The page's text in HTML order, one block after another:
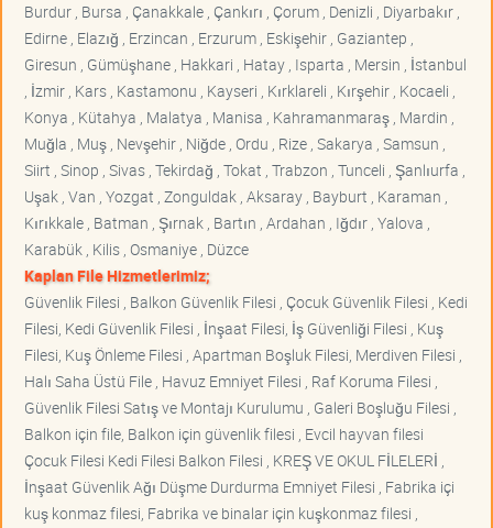
Burdur , Bursa , Çanakkale , Çankırı , Çorum , Denizli , Diyarbakır ,
Edirne , Elazığ , Erzincan , Erzurum , Eskişehir , Gaziantep ,
Giresun , Gümüşhane , Hakkari , Hatay , Isparta , Mersin , İstanbul
, İzmir , Kars , Kastamonu , Kayseri , Kırklareli , Kırşehir , Kocaeli ,
Konya , Kütahya , Malatya , Manisa , Kahramanmaraş , Mardin ,
Muğla , Muş , Nevşehir , Niğde , Ordu , Rize , Sakarya , Samsun ,
Siirt , Sinop , Sivas , Tekirdağ , Tokat , Trabzon , Tunceli , Şanlıurfa ,
Uşak , Van , Yozgat , Zonguldak , Aksaray , Bayburt , Karaman ,
Kırıkkale , Batman , Şırnak , Bartın , Ardahan , Iğdır , Yalova ,
Karabük , Kilis , Osmaniye , Düzce
Kaplan File Hizmetlerimiz;
Güvenlik Filesi , Balkon Güvenlik Filesi , Çocuk Güvenlik Filesi , Kedi
Filesi, Kedi Güvenlik Filesi , İnşaat Filesi, İş Güvenliği Filesi , Kuş
Filesi, Kuş Önleme Filesi , Apartman Boşluk Filesi, Merdiven Filesi ,
Halı Saha Üstü File , Havuz Emniyet Filesi , Raf Koruma Filesi ,
Güvenlik Filesi Satış ve Montajı Kurulumu , Galeri Boşluğu Filesi ,
Balkon için file, Balkon için güvenlik filesi , Evcil hayvan filesi
Çocuk Filesi Kedi Filesi Balkon Filesi , KREŞ VE OKUL FİLELERİ ,
İnşaat Güvenlik Ağı Düşme Durdurma Emniyet Filesi , Fabrika içi
kuş konmaz filesi, Fabrika ve binalar için kuşkonmaz filesi ,